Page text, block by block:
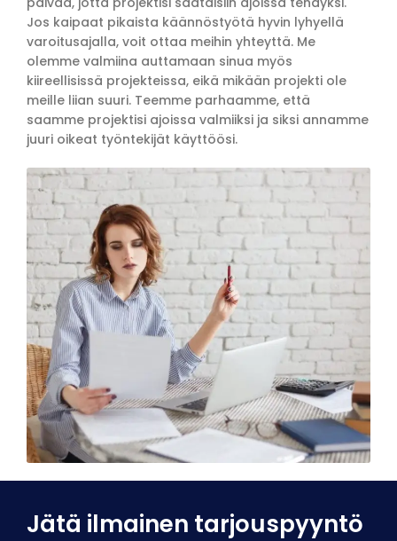
Jos kaipaat pikaista käännöstyötä hyvin lyhyellä
varoitusajalla, voit ottaa meihin yhteyttä. Me
olemme valmiina auttamaan sinua myös
kiireellisissä projekteissa, eikä mikään projekti ole
meille liian suuri. Teemme parhaamme, että
saamme projektisi ajoissa valmiiksi ja siksi annamme
juuri oikeat työntekijät käyttöösi.
Jätä ilmainen tarjouspyyntö